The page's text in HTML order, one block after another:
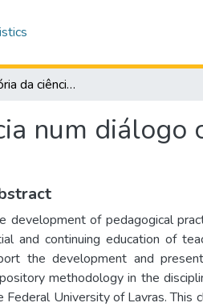
A arte e a história da ciência num diálogo com o ensino da fisiologia: um relato de experiência
num diálogo
development of pedagogical
and continuing education of
the development and
methodology in the
Federal University of Lavras.